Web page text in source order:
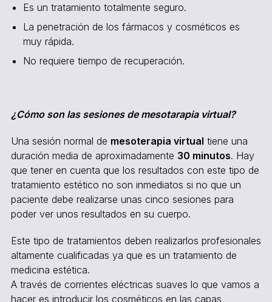
Es un tratamiento totalmente seguro.
La penetración de los fármacos y cosméticos es
muy rápida.
No requiere tiempo de recuperación.
¿Cómo son las sesiones de mesotarapia virtual?
Una sesión normal de mesoterapia virtual tiene una
duración media de aproximadamente 30 minutos. Hay
que tener en cuenta que los resultados con este tipo de
tratamiento estético no son inmediatos si no que un
paciente debe realizarse unas cinco sesiones para
poder ver unos resultados en su cuerpo.
Este tipo de tratamientos deben realizarlos profesionales
altamente cualificadas ya que es un tratamiento de
medicina estética.
A través de corrientes eléctricas suaves lo que vamos a
hacer es introducir los cosméticos en las capas